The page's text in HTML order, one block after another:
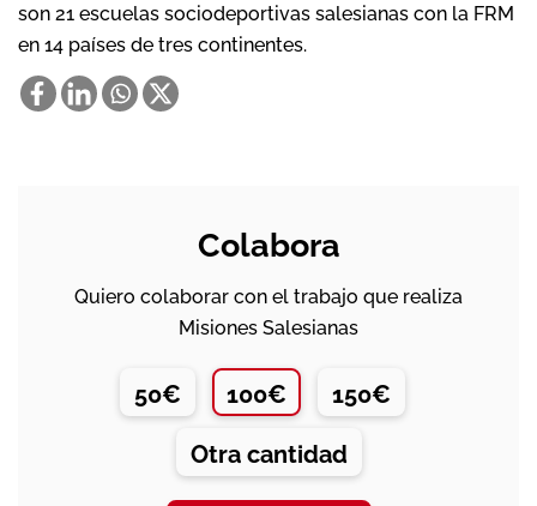
son 21 escuelas sociodeportivas salesianas con la FRM
en 14 países de tres continentes.
Colabora
Quiero colaborar con el trabajo que realiza
Misiones Salesianas
50€ 100€ 150€
Otra cantidad